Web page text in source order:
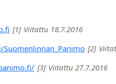
[1] Viitattu 18.7.2016
[2]
[3] Viitattu 27.7.2016